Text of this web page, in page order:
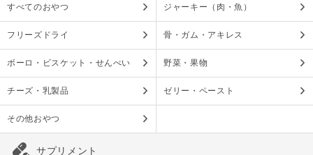
すべてのおやつ ジャーキー（肉・魚）
フリーズドライ 骨・ガム・アキレス
ボーロ・ビスケット・せんべい 野菜・果物
チーズ・乳製品 ゼリー・ペースト
その他おやつ
サプリメント